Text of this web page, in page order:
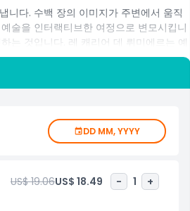
니다. 수백 장의 이미지가 주변에서 움직
술을 인터랙티브한 여정으로 변모시킵니
는 것입니다. 레 캐리어 데 뤼미에르는 예
소입니다. 이 공간은 마치 그림 속을 걷는
DD MM, YYYY
US$ 19.06US$ 18.49 - 1 +